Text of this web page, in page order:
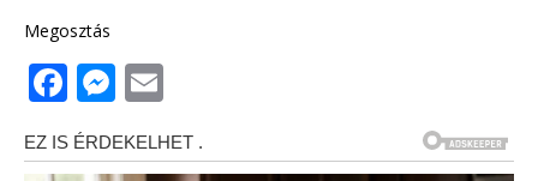
Megosztás
F
a
c
M
ssai